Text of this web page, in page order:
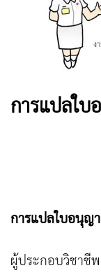
การแปลใ
การแปลใบอนุญ
ผู้ประกอบวิชา